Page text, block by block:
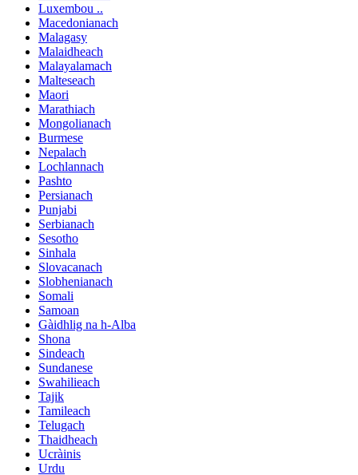
Luxembou ..
Macedonianach
Malagasy
Malaidheach
Malayalamach
Malteseach
Maori
Marathiach
Mongolianach
Burmese
Nepalach
Lochlannach
Pashto
Persianach
Punjabi
Serbianach
Sesotho
Sinhala
Slovacanach
Slobhenianach
Somali
Samoan
Gàidhlig na h-Alba
Shona
Sindeach
Sundanese
Swahilieach
Tajik
Tamileach
Telugach
Thaidheach
Ucràinis
Urdu